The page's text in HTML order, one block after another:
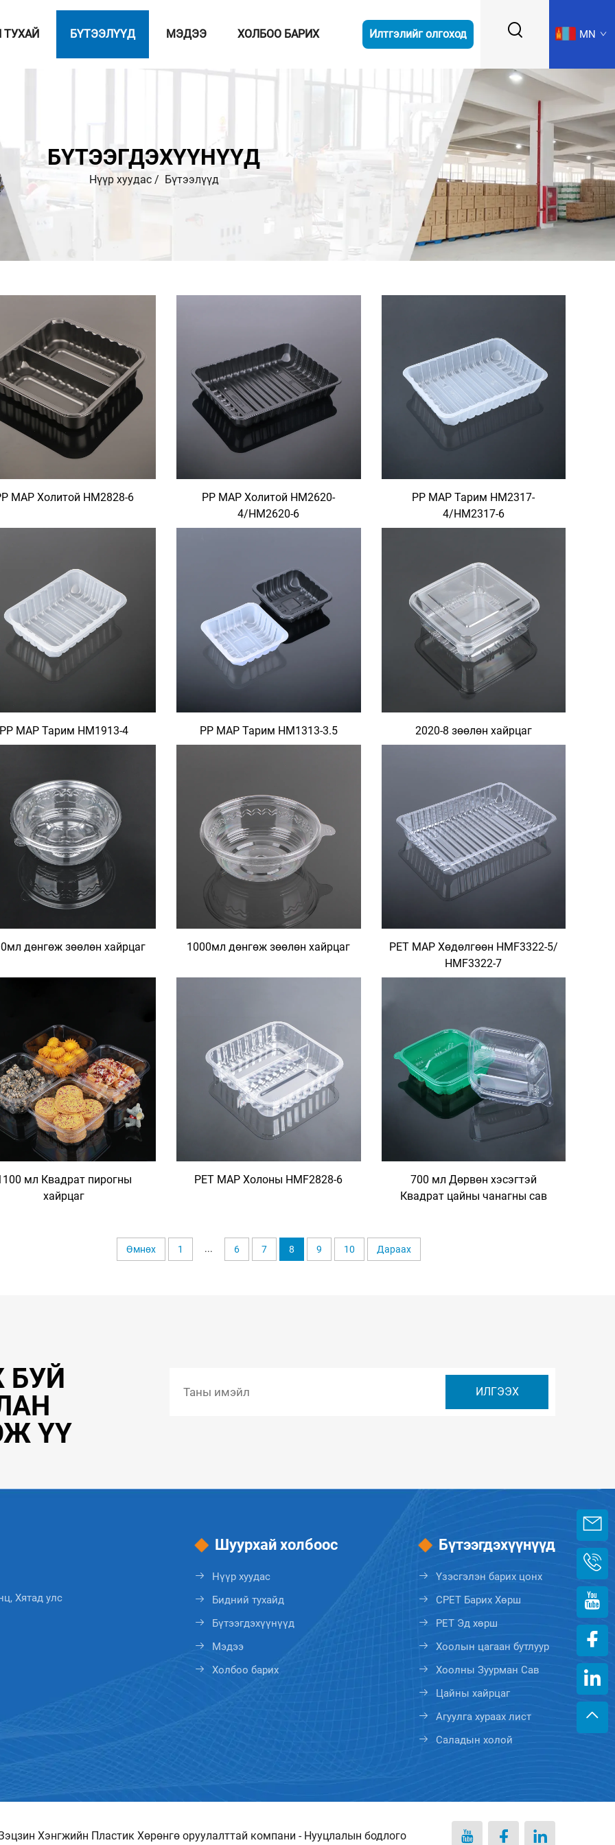
ТУХАЙ БҮТЭЭЛҮҮД МЭДЭЭ ХОЛБОО БАРИХ Илтгэлийг олгоход MN
БҮТЭЭГДЭХҮҮНҮҮД
Нүүр хуудас/ Бүтээлүүд
MAP Холитой HM2828-6
PP MAP Холитой HM2620-
4/HM2620-6
PP MAP Тарим HM2317-
4/HM2317-6
PP MAP Тарим HM1913-4 PP MAP Тарим HM1313-3.5​ 2020-8 зөөлөн хайрцаг
дөнгөж зөөлөн хайрцаг 1000мл дөнгөж зөөлөн хайрцаг
PET MAP Хөдөлгөөн HMF3322-5/
HMF3322-7
мл Квадрат пирогны
хайрцаг
PET MAP Холоны HMF2828-6
700 мл Дөрвөн хэсэгтэй
Квадрат цайны чанагны сав
Өмнөх 1 ... 6 7 8 9 10 Дараах
БУЙ
ҮҮ
Хятад улс
Шуурхай холбоос
Нүүр хуудас
Бидний тухайд
Бүтээгдэхүүнүүд
Мэдээ
Холбоо барих
Бүтээгдэхүүнүүд
Үзэсгэлэн барих цонх
CPET Барих Хөрш
PET Эд хөрш
Хоолын цагаан бутлуур
Хоолны Зуурман Сав
Цайны хайрцаг
Агуулга хураах лист
Саладын холой
Хэнгжийн Пластик Хөрөнгө оруулалттай компани - Нууцлалын бодлого